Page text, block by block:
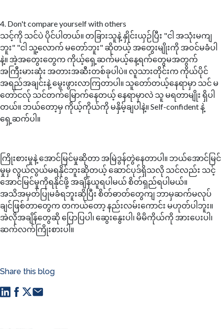
4. Don't compare yourself with others
သင့်ကို သင်ပဲ ပိုင်ပါတယ်။ တခြားသူနဲ့ နှိုင်းယှဉ်ပြီး "ငါ အသုံးမကျ
ဘူး" "ငါ သူ့လောက် မတော်ဘူး" ဆိုတယ့် အတွေးမျိုးကို အဝင်မခံပါ
နဲ့။ အဲ့အတွေးတွေက ကိုယ့်ရှေ့ဆက်မယ့်နေ့ရက်တွေမအတွက်
အကြီးမားဆုံး အတားအဆီးတစ်ခုပါပဲ။ လူသားတိုင်းက ကိုယ်ပိုင်
အရည်အချင်းနဲ့ မွေးဖွားလာကြတာပါ။ သူတော်တယ့်နေရာမှာ သင် မ
တော်ငလ်ု သင်တက်မြောက်နေတယ့် နေရာမှာလဲ သူ မရတာမျိုး ရှိပါ
တယ်။ ဘယ်တော့မှ ကိုယ့်ကိုယ်ကို မနှိမ့်ချပါနဲ့။ Self-confident နဲ့
ရှေ့ဆက်ပါ။
ကြိုးစားမှုနဲ့ အောင်မြင်မှုဆိုတာ အမြဲဒွန်တွဲနေတာပါ။ ဘယ်အောင်မြင်
မှုမှ လွယ်လွယ်မရနိုင်ဘူးဆိုတယ့် ဆောင်ပုဒ်ရှိသလို သင်လည်း သင့်
အောင်မြင်မှုကိုရနိုင်ဖို့ အချိန်ယူရပါမယ် စိတ်ရှည်ရပါမယ်။
အသိအမှတ်ပြုမခံရဘူးဆိုပြီး စိတ်ဓာတ်တွေကျ ဘာမှဆက်မလုပ်
ချင်ဖြစ်တာတွေက တကယ်တော့ နည်းလမ်းကောင်း မဟုတ်ပါဘူး။
အဲလိုအချိန်တွေဆို ပြောပြပါ၊ ဆွေးနွေးပါ၊ မိမိကိုယ်ကို အားပေးပါ၊
ဆက်လက်ကြိုးစားပါ။
Share this blog